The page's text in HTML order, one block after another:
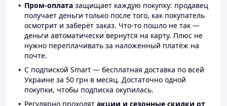
Пром-оплата защищает каждую покупку: продавец
получает деньги только после того, как покупатель
осмотрит и заберёт заказ. Что-то пошло не так —
деньги автоматически вернутся на карту. Плюс не
нужно переплачивать за наложенный платёж на
почте.
С подпиской Smart — бесплатная доставка по всей
Украине за 50 грн в месяц. Достаточно одной
покупки, чтобы подписка окупилась.
Регулярно проходят акции и сезонные скидки от